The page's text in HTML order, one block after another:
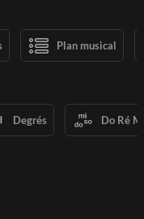
Plan musical
Degrés Do Ré